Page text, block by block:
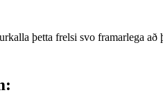
þetta frelsi svo framarlega